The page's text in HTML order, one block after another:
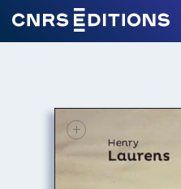
+